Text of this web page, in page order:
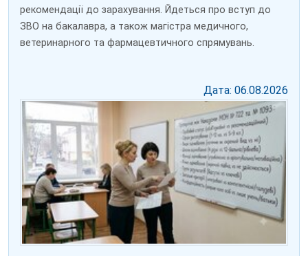
рекомендації до зарахування. Йдеться про вступ до
ЗВО на бакалавра, а також магістра медичного,
ветеринарного та фармацевтичного спрямувань.
Дата: 06.08.2026